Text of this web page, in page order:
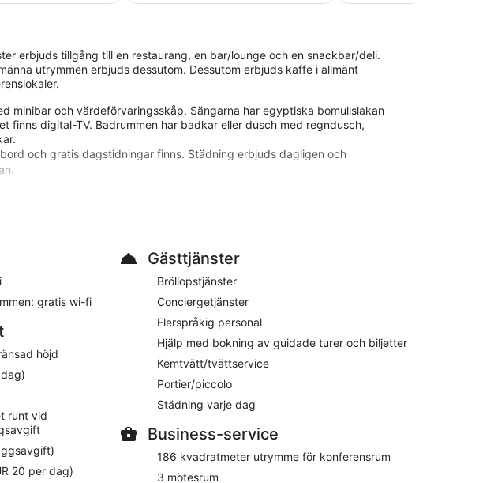
erbjuds tillgång till en restaurang, en bar/lounge och en snackbar/deli.
utrymmen erbjuds dessutom. Dessutom erbjuds kaffe i allmänt
minibar och värdeförvaringsskåp. Sängarna har egyptiska bomullslakan
finns digital-TV. Badrummen har badkar eller dusch med regndusch,
och gratis dagstidningar finns. Städning erbjuds dagligen och
tillgängliga på plats eller i närheten. Avgifter kan tillkomma.
07.30 och 10.00. Här hittar du både bar och restaurang, så du kan äta
att beställa nåt gott från rumsservice.
du håller dig uppkopplad med gratis wi-fi. Samtliga sängar har egyptiska
hårtorkar och gratis toalettartiklar. Till bekvämligheterna hör
dagstidningar.
allmänna utrymmen, konferensrum och business-service. För den som kör
annars erbjuds flygplatstransfer (tillgänglig dygnet runt) för EUR 15 per
dygnet runt och har flerspråkig personal som gärna hjälper dig med
gratis wi-fi
höjd
runt vid
20 per dag)
Gästtjänster
Bröllopstjänster
Conciergetjänster
Flerspråkig personal
Hjälp med bokning av guidade turer och biljetter
Kemtvätt/tvättservice
Portier/piccolo
Städning varje dag
Business-service
186 kvadratmeter utrymme för konferensrum
3 mötesrum